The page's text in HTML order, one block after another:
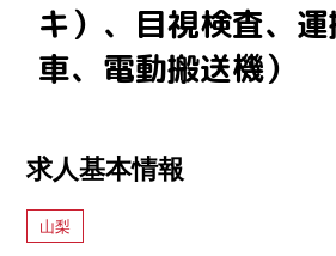
キ）、目視検査、
⾞、電動搬送機）
求人基本情報
山梨